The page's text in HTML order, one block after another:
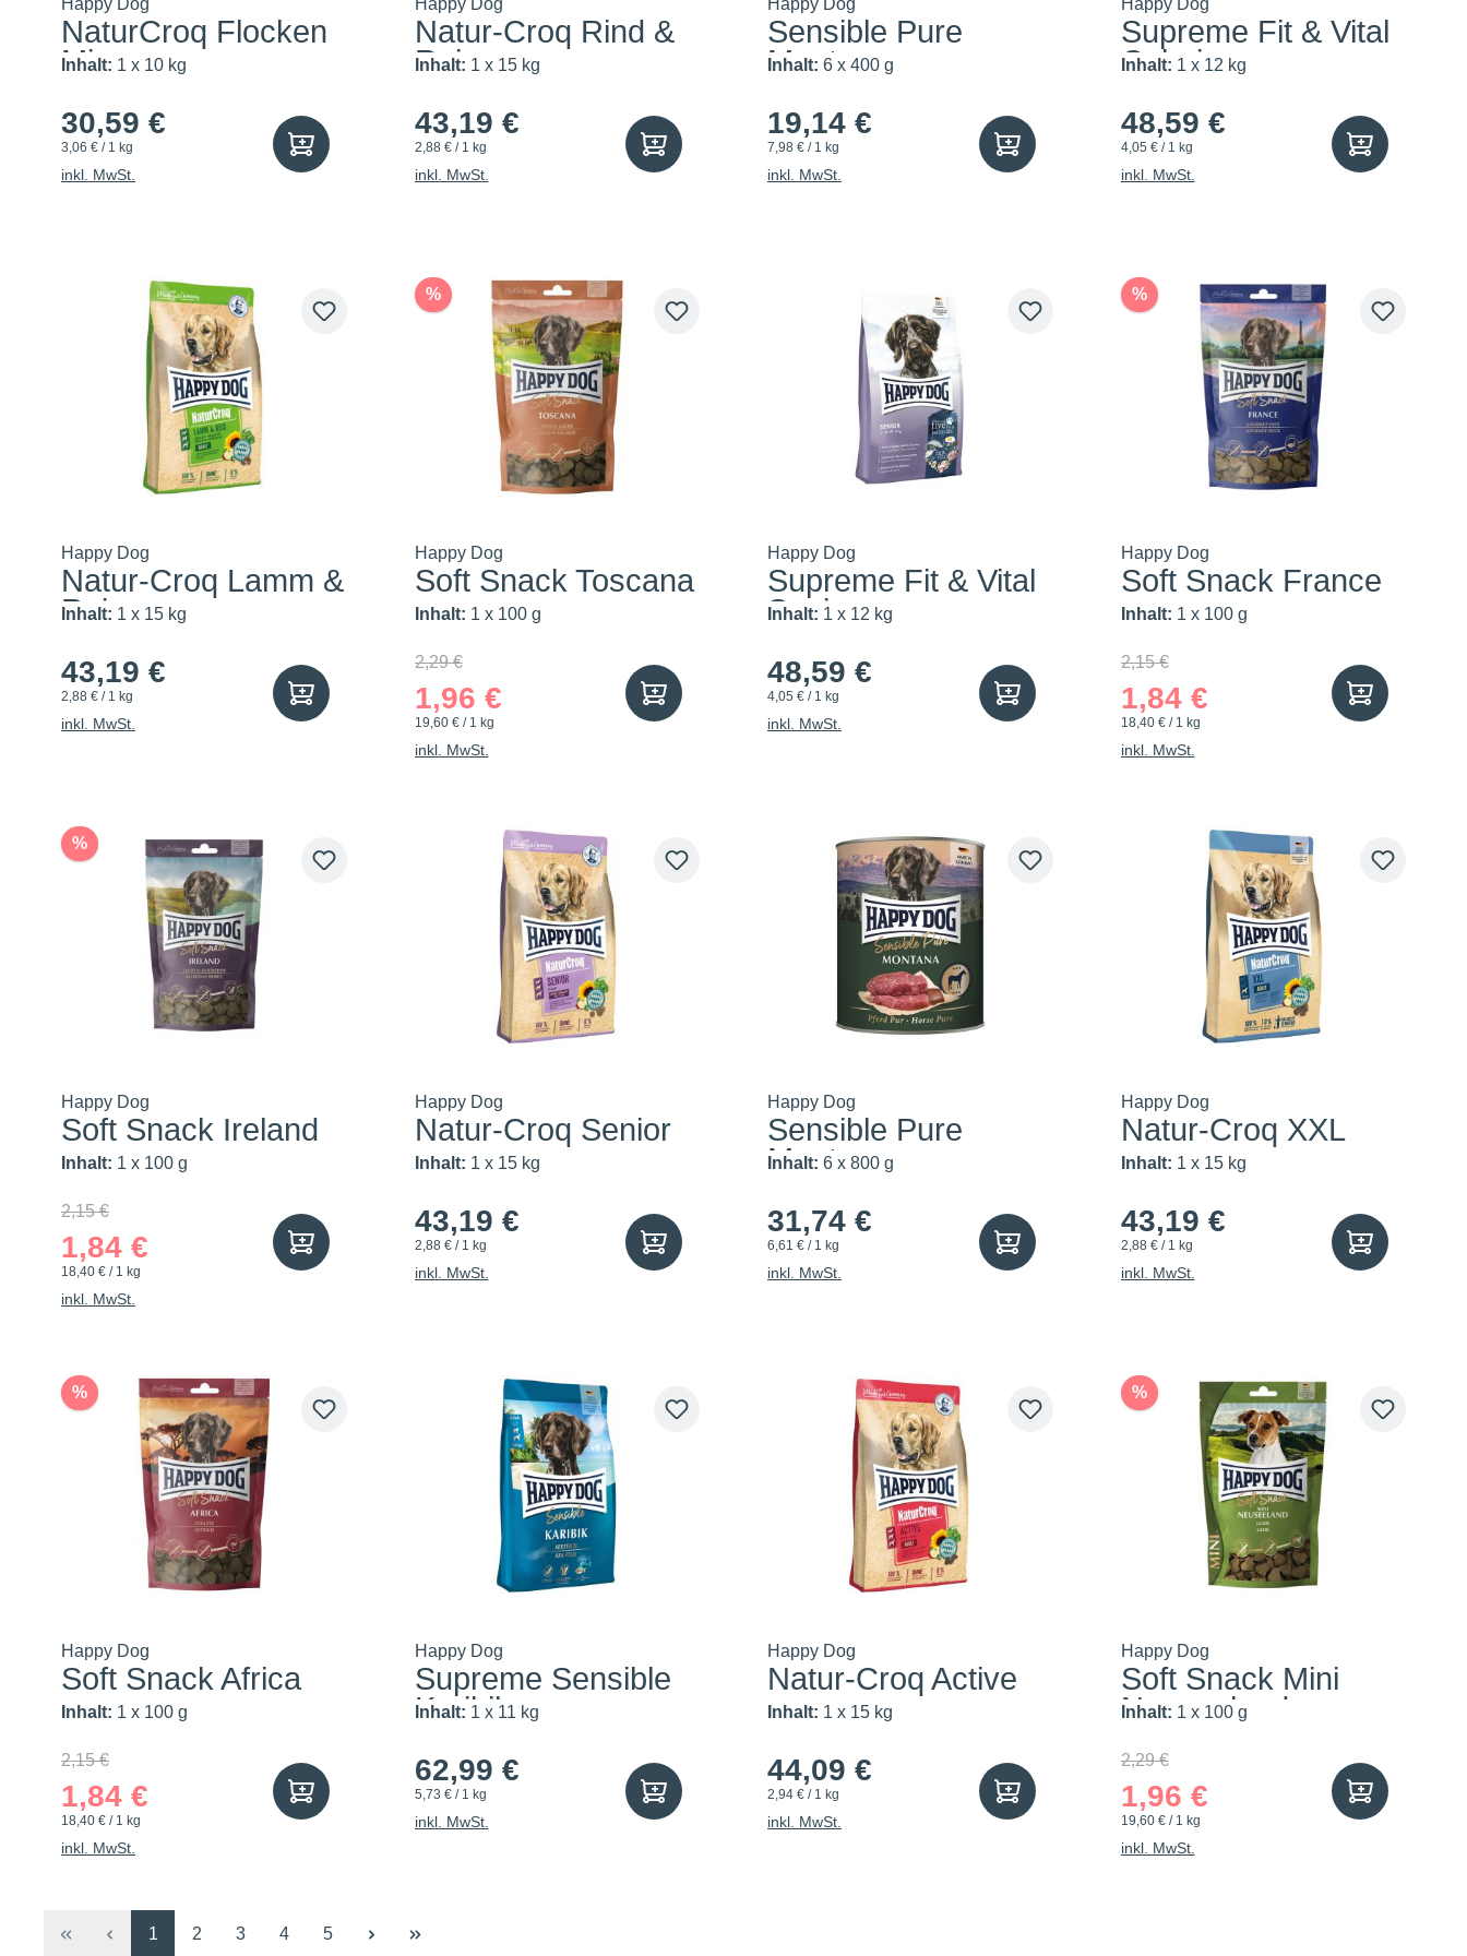
Happy Dog
NaturCroq Flocken
Mixer
Inhalt: 1 x 10 kg
30,59 €
3,06 € / 1 kg
inkl. MwSt.
Happy Dog
Natur-Croq Rind &
Reis
Inhalt: 1 x 15 kg
43,19 €
2,88 € / 1 kg
inkl. MwSt.
Happy Dog
Sensible Pure
Montana
Inhalt: 6 x 400 g
19,14 €
7,98 € / 1 kg
inkl. MwSt.
Happy Dog
Supreme Fit & Vital
Calorie...
Inhalt: 1 x 12 kg
48,59 €
4,05 € / 1 kg
inkl. MwSt.
Happy Dog
Natur-Croq Lamm &
Reis
Inhalt: 1 x 15 kg
43,19 €
2,88 € / 1 kg
inkl. MwSt.
%
Happy Dog
Soft Snack Toscana
Inhalt: 1 x 100 g
2,29 €
1,96 €
19,60 € / 1 kg
inkl. MwSt.
Happy Dog
Supreme Fit & Vital
Senior
Inhalt: 1 x 12 kg
48,59 €
4,05 € / 1 kg
inkl. MwSt.
%
Happy Dog
Soft Snack France
Inhalt: 1 x 100 g
2,15 €
1,84 €
18,40 € / 1 kg
inkl. MwSt.
%
Happy Dog
Soft Snack Ireland
Inhalt: 1 x 100 g
2,15 €
1,84 €
18,40 € / 1 kg
inkl. MwSt.
Happy Dog
Natur-Croq Senior
Inhalt: 1 x 15 kg
43,19 €
2,88 € / 1 kg
inkl. MwSt.
Happy Dog
Sensible Pure
Montana
Inhalt: 6 x 800 g
31,74 €
6,61 € / 1 kg
inkl. MwSt.
Happy Dog
Natur-Croq XXL
Inhalt: 1 x 15 kg
43,19 €
2,88 € / 1 kg
inkl. MwSt.
%
Happy Dog
Soft Snack Africa
Inhalt: 1 x 100 g
2,15 €
1,84 €
18,40 € / 1 kg
inkl. MwSt.
Happy Dog
Supreme Sensible
Karibik
Inhalt: 1 x 11 kg
62,99 €
5,73 € / 1 kg
inkl. MwSt.
Happy Dog
Natur-Croq Active
Inhalt: 1 x 15 kg
44,09 €
2,94 € / 1 kg
inkl. MwSt.
%
Happy Dog
Soft Snack Mini
Neuseeland
Inhalt: 1 x 100 g
2,29 €
1,96 €
19,60 € / 1 kg
inkl. MwSt.
Seite
1 Seite
2 Seite
3 Seite
4 Seite
5